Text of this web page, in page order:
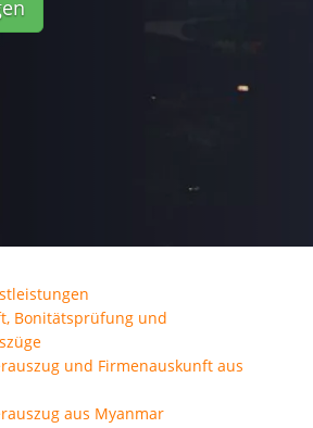
Bonitätsprüfung und
und Firmenauskunft aus
aus Myanmar